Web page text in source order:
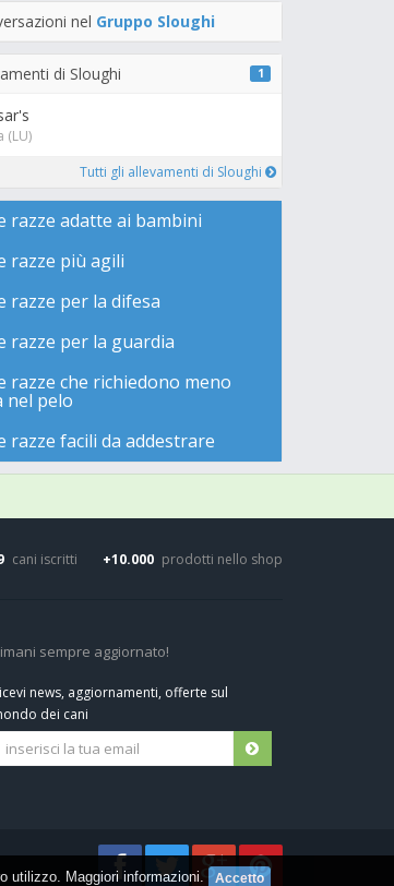
nel Gruppo Sloughi
di Sloughi 1
(LU)
Tutti gli allevamenti di Sloughi
razze adatte ai bambini
razze più agili
razze per la difesa
razze per la guardia
razze che richiedono meno
nel pelo
razze facili da addestrare
cani iscritti +10.000 prodotti nello shop
sempre aggiornato!
news, aggiornamenti, offerte sul
dei cani
utilizzo. Maggiori informazioni.